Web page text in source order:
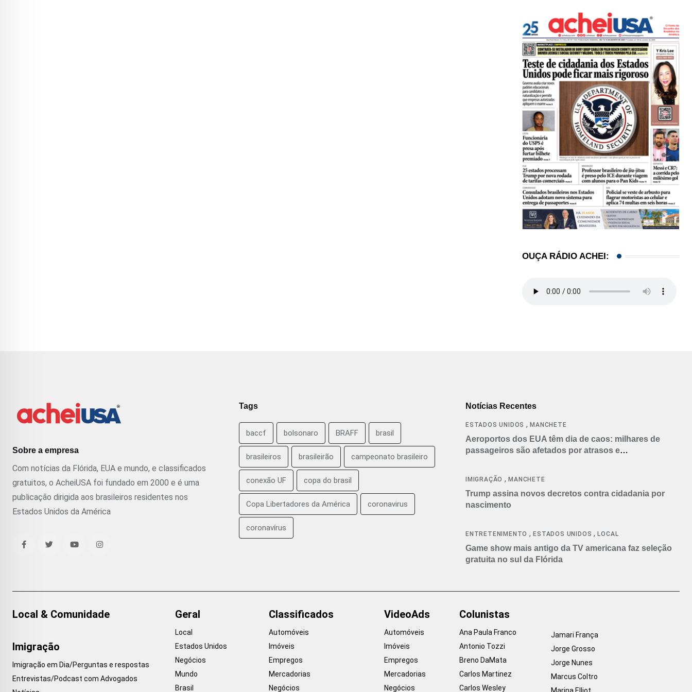
OUÇA RÁDIO ACHEI:
Sobre a empresa
Com notícias da Flórida, EUA e mundo, e classificados
gratuitos, o AcheiUSA foi fundado em 2000 e é uma
publicação dirigida aos brasileiros residentes nos
Estados Unidos da América
Tags
baccf bolsonaro BRAFF brasil
brasileiros brasileirão campeonato brasileiro
conexão UF copa do brasil
Copa Libertadores da América coronavirus
coronavírus
Notícias Recentes
ESTADOS UNIDOS ,MANCHETE
Aeroportos dos EUA têm dia de caos: milhares de
passageiros são afetados por atrasos e
IMIGRAÇÃO ,MANCHETE
Trump assina novos decretos contra cidadania por
nascimento
ENTRETENIMENTO ,ESTADOS UNIDOS ,LOCAL
Game show mais antigo da TV americana faz seleção
gratuita no sul da Flórida
Local & Comunidade
Imigração
Imigração em Dia/Perguntas e respostas
Entrevistas/Podcast com Advogados
Geral
Local
Estados Unidos
Negócios
Mundo
Brasil
Classificados
Automóveis
Imóveis
Empregos
Mercadorias
Negócios
VideoAds
Automóveis
Imóveis
Empregos
Mercadorias
Negócios
Colunistas
Ana Paula Franco
Antonio Tozzi
Breno DaMata
Carlos Martinez
Carlos Wesley
Jamari França
Jorge Grosso
Jorge Nunes
Marcus Coltro